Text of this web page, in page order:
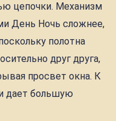
цепочки. Механизм
День Ночь сложнее,
полотна
друг друга,
просвет окна. К
дает большую